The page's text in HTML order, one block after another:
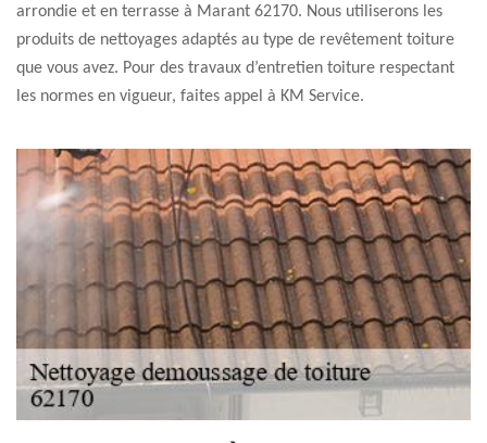
arrondie et en terrasse à Marant 62170. Nous utiliserons les
produits de nettoyages adaptés au type de revêtement toiture
que vous avez. Pour des travaux d’entretien toiture respectant
les normes en vigueur, faites appel à KM Service.